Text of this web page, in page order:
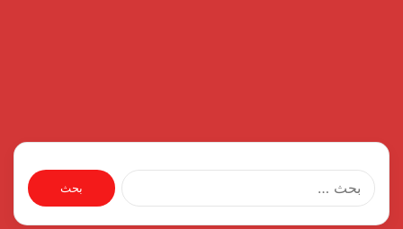
البحث
عن: